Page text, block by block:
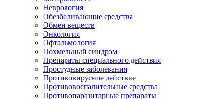
Неврология
Обезболивающие средства
Обмен веществ
Онкология
Офтальмология
Похмельный синдром
Препараты специального действия
Простудные заболевания
Противовирусное действие
Противовоспалительные средства
Противопаразитарные препараты